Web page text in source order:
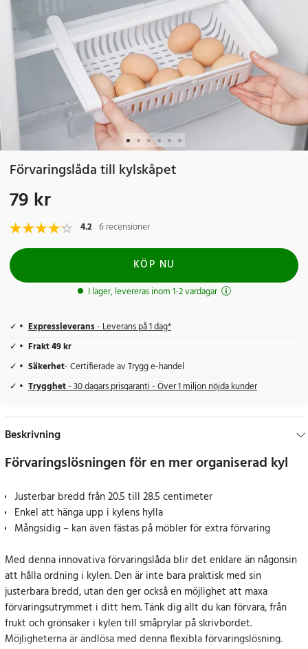
Förvaringslåda till kylskåpet
Pris: 79 kr
79 kr
4.2 6 recensioner
KÖP NU
I lager, levereras inom 1-2 vardagar
Expressleverans- Leverans på 1 dag*
Frakt 49 kr
Säkerhet- Certifierade av Trygg e-handel
Trygghet- 30 dagars prisgaranti - Över 1 miljon nöjda kunder
Beskrivning
Förvaringslösningen för en mer organiserad kyl
Justerbar bredd från 20.5 till 28.5 centimeter
Enkel att hänga upp i kylens hylla
Mångsidig – kan även fästas på möbler för extra förvaring
Med denna innovativa förvaringslåda blir det enklare än någonsin
att hålla ordning i kylen. Den är inte bara praktisk med sin
justerbara bredd, utan den ger också en möjlighet att maxa
förvaringsutrymmet i ditt hem. Tänk dig allt du kan förvara, från
frukt och grönsaker i kylen till småprylar på skrivbordet.
Möjligheterna är ändlösa med denna flexibla förvaringslösning.